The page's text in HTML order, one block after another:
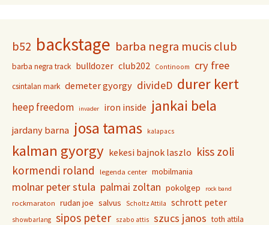
b52 backstage barba negra mucis club
barba negra track bulldozer club202 Continoom cry free
csintalan mark demeter gyorgy divideD durer kert
heep freedom invader iron inside jankai bela
jardany barna josa tamas kalapacs
kalman gyorgy kekesi bajnok laszlo kiss zoli
kormendi roland
legenda center mobilmania
molnar peter stula palmai zoltan pokolgep rock band
rockmaraton rudan joe salvus Scholtz Attila schrott peter
showbarlang sipos peter szabo attis szucs janos toth attila